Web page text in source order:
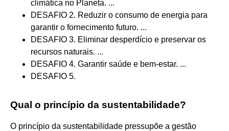
climática no Planeta. ...
DESAFIO 2. Reduzir o consumo de energia para
garantir o fornecimento futuro. ...
DESAFIO 3. Eliminar desperdício e preservar os
recursos naturais. ...
DESAFIO 4. Garantir saúde e bem-estar. ...
DESAFIO 5.
Qual o princípio da sustentabilidade?
O princípio da sustentabilidade pressupõe a gestão